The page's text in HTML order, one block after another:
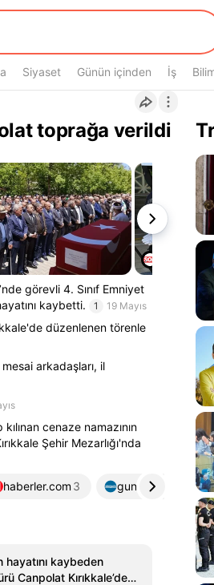
Siyaset Günün içinden İş
toprağa verildi
görevli 4. Sınıf Emniyet
kaybetti.
1 19 Mayıs
düzenlenen törenle
arkadaşları, il
cenaze namazının
Şehir Mezarlığı'nda
haberler.com 3
hayatını kaybeden
Canpolat Kırıkkale’de